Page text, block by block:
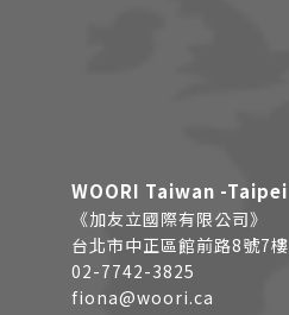
WOORI Taiwan -Taipei
《加友立國際有限公司》
台北市中正區館前路8號7樓
02-7742-3825
fiona@woori.ca